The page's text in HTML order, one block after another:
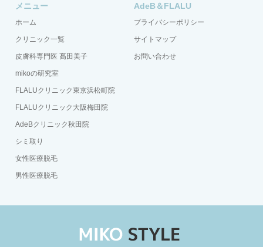
メニュー
ホーム
クリニック一覧
皮膚科専門医 髙田美子
mikoの研究室
FLALUクリニック東京浜松町院
FLALUクリニック大阪梅田院
AdeBクリニック秋田院
シミ取り
女性医療脱毛
男性医療脱毛
AdeB＆FLALU
プライバシーポリシー
サイトマップ
お問い合わせ